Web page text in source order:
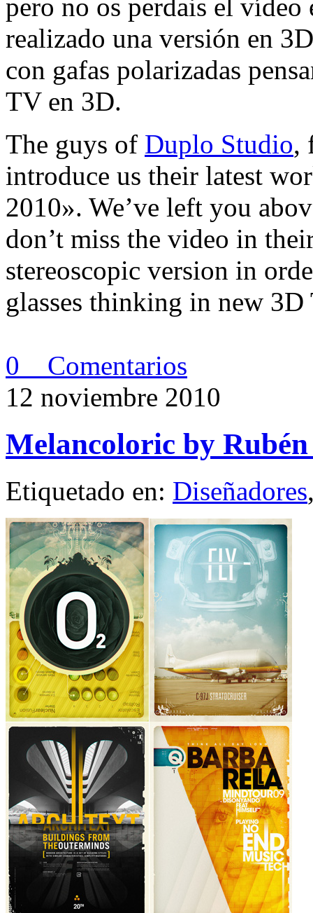
pero no os perdais el vídeo
realizado una versión en
con gafas polarizadas
TV en 3D.
The guys of Duplo Studio,
introduce us their latest
2010». We’ve left you
don’t miss the video in
stereoscopic version in
glasses thinking in new 3D
0 Comentarios
12 noviembre 2010
Melancoloric by
Etiquetado en: Diseñadores